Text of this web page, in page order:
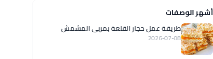
أشهر الوصفات
طريقة عمل حجار القلعة بمربى المشمش
2026-07-08